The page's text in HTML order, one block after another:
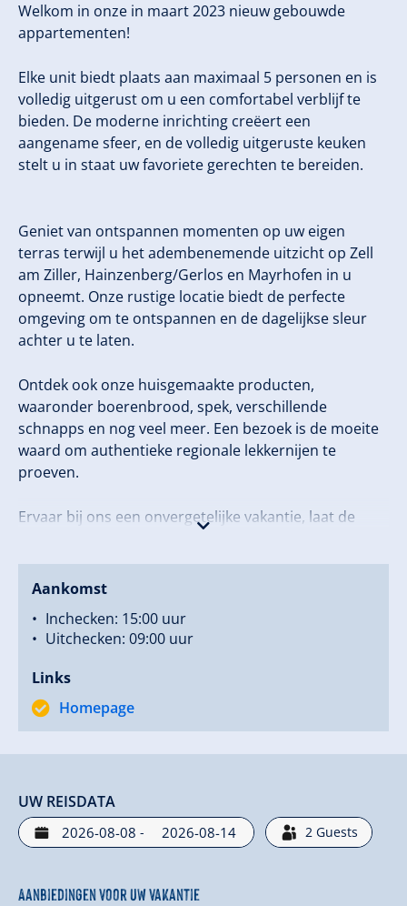
Welkom in onze in maart 2023 nieuw gebouwde
appartementen!
Elke unit biedt plaats aan maximaal 5 personen en is
volledig uitgerust om u een comfortabel verblijf te
bieden. De moderne inrichting creëert een
aangename sfeer, en de volledig uitgeruste keuken
stelt u in staat uw favoriete gerechten te bereiden.
Geniet van ontspannen momenten op uw eigen
terras terwijl u het adembenemende uitzicht op Zell
am Ziller, Hainzenberg/Gerlos en Mayrhofen in u
opneemt. Onze rustige locatie biedt de perfecte
omgeving om te ontspannen en de dagelijkse sleur
achter u te laten.
Ontdek ook onze huisgemaakte producten,
waaronder boerenbrood, spek, verschillende
schnapps en nog veel meer. Een bezoek is de moeite
waard om authentieke regionale lekkernijen te
proeven.
Ervaar bij ons een onvergetelijke vakantie, laat de
ernaar uit u in ons huis te verwelkomen!
Aankomst
Inchecken: 15:00 uur
Uitchecken: 09:00 uur
Links
Homepage
UW REISDATA
- 2 Guests
Aanbiedingen voor uw vakantie